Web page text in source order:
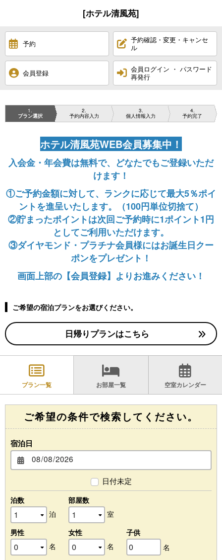
[ホテル清風苑]
予約
予約確認・変更・キャンセ
ル
会員登録
会員ログイン ・ パスワード
再発行
1
プラン選択
2
予約内容入力
3
個人情報入力
4
予約完了
ホテル清風苑WEB会員募集中！
入会金・年会費は無料で、どなたでもご登録いただ
けます！
①ご予約金額に対して、ランクに応じて最大5％ポイ
ントを進呈いたします。（100円単位切捨て）
②貯まったポイントは次回ご予約時に1ポイント1円
としてご利用いただけます。
③ダイヤモンド・プラチナ会員様にはお誕生日クー
ポンをプレゼント！
画面上部の【会員登録】よりお進みください！
ご希望の宿泊プランをお選びください。
日帰りプランはこちら
プラン一覧 お部屋一覧 空室カレンダー
ご希望の条件で検索してください。
宿泊日
日付未定
泊数
泊
部屋数
室
男性
名
女性
名
子供
名